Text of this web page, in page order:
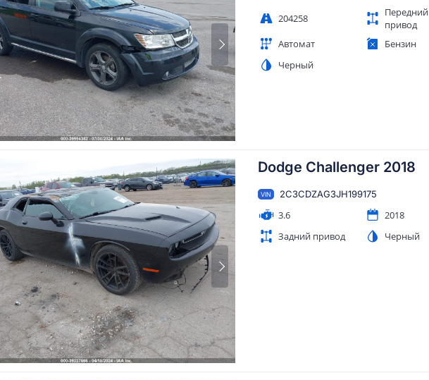
204258
Передний
привод
Автомат
Бензин
Черный
Dodge Challenger 2018
VIN 2C3CDZAG3JH199175
3.6
2018
Задний привод
Черный